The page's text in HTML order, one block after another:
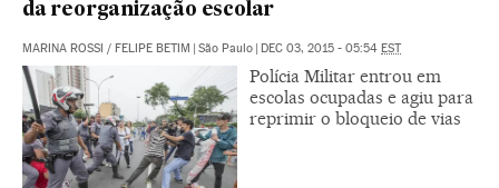
da reorganização escolar
MARINA ROSSI / FELIPE BETIM São Paulo DEC 03, 2015 - 05:54 EST
Polícia Militar entrou em
escolas ocupadas e agiu para
reprimir o bloqueio de vias